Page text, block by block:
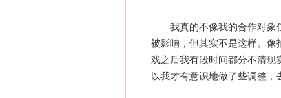
我真的不像我的合作对象任
被影响，但其实不是这样。
戏之后我有段时间都分不清现
以我才有意识地做了些调整，